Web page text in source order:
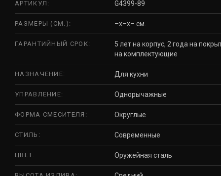
АРТИКУЛ: G4399-89
РАЗМЕРЫ (СМ.): –x–x– см.
ГАРАНТИЙНЫЙ СРОК:
5 лет на корпус, 2 года на
на комплектующие
НАЗНАЧЕНИЕ: Для кухни
УПРАВЛЕНИЕ: Однорычажные
ФОРМА СМЕСИТЕЛЯ: Округлые
СТИЛЬ: Современные
ЦВЕТ: Оружейная сталь